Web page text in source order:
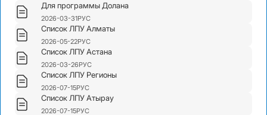
Для программы Долана
2026-03-31РУС
Список ЛПУ Алматы
2026-05-22РУС
Список ЛПУ Астана
2026-03-26РУС
Список ЛПУ Регионы
2026-07-15РУС
Список ЛПУ Атырау
2026-07-15РУС